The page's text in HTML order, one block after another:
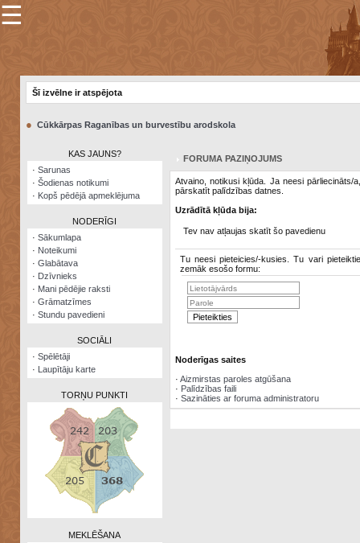
×
Šodienas
notikumi
Visatcera
almanahs
Arhīvs
Zināšanu
☰
Šī izvēlne ir atspējota
● Cūkkārpas Raganības un burvestību arodskola
KAS JAUNS?
· Sarunas
· Šodienas notikumi
· Kopš pēdējā apmeklējuma
NODERĪGI
· Sākumlapa
· Noteikumi
· Glabātava
· Dzīvnieks
· Mani pēdējie raksti
· Grāmatzīmes
· Stundu pavedieni
SOCIĀLI
· Spēlētāji
· Laupītāju karte
TORŅU PUNKTI
MEKLĒŠANA
FORUMA PAZIŅOJUMS
Atvaino, notikusi kļūda. Ja neesi pārliecināts/
pārskatīt palīdzības datnes.
Uzrādītā kļūda bija:
Tev nav atļaujas skatīt šo pavedienu
Tu neesi pieteicies/-kusies. Tu vari
zemāk esošo formu:
Noderīgas saites
· Aizmirstas paroles atgūšana
· Palīdzības faili
· Sazināties ar foruma administratoru